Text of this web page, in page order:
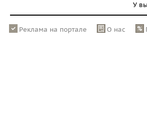
У
Реклама на портале О нас